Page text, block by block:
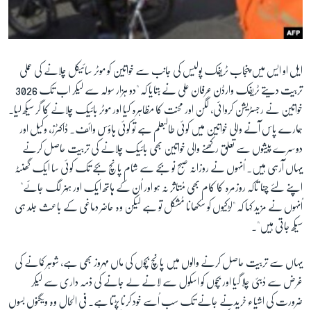
ایل او ایس میں پنجاب ٹریفک پولیس کی جانب سے خواتین کو موٹر سائیکل چلانے کی عملی
تربیت دیتے ٹریفک وارڈن عرفان علی نے بتایا کہ "دو ہزار سولہ سے لیکر اب تک 3026
خواتین نے رجسٹریشن کروائی، لگن اور محنت کا مظاہرہ کیا اور موٹر بائیک چلانے کا گر سیکھ لیا۔
ہمارے پاس آنے والی خواتین میں کوئی طالبعلم ہے تو کوئی ہاؤس وائف۔ ڈاکٹرز، وکیل اور
دوسرے پیشوں سے تعلق رکھنے والی خواتین بھی بائیک چلانے کی تربیت حاصل کرنے
یہاں آرہی ہیں۔ اُنہوں نے روزانہ صبح نو بجے سے شام پانچ بجے تک کوئی سا ایک گھنٹہ
اپنے لئے چُنا تاکہ روزمرہ کا کام بھی مُتاثر نہ ہو اور اُن کے ہاتھ ایک اور ہُنر لگ جائے"
اُنہوں نے مزید کہا کہ "لڑکیوں کو سکھانا مُشکل تو ہے لیکن وہ حاضر دماغی کے باعث جلد ہی
سیکھ جاتی ہیں"۔
یہاں سے تربیت حاصل کرنے والوں میں پانچ بچوں کی ماں مہروز بھی ہے، شوہر کمانے کی
غرض سے دُبئی چلا گیا اور بچوں کو اسکول سے لانے لے جانے کی ذمہ داری سے لیکر
ضرورت کی اشیاء خریدنے جانے تک سب اُسے خود کرنا پڑتا ہے۔ فی الحال وہ ویگنوں بسوں